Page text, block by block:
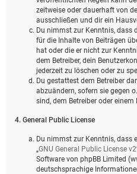
zeitweise oder dauerhaft von
ausschließen und dir ein
Du nimmst zur Kenntnis, dass
für die Inhalte von Beiträgen
hat oder die er nicht zur
dem Betreiber, dein
jederzeit zu löschen oder zu
Du gestattest dem Betreiber
abzuändern, sofern sie gegen
sind, dem Betreiber oder
4. General Public License
Du nimmst zur Kenntnis, dass
„GNU General Public License v2
Software von phpBB Limited
deutschsprachige